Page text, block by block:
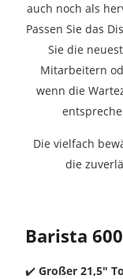
auch noch als
Passen Sie das
Sie die
Mitarbeitern
wenn die
Die vielfach
die
Barista
✔️Großer 21,5″